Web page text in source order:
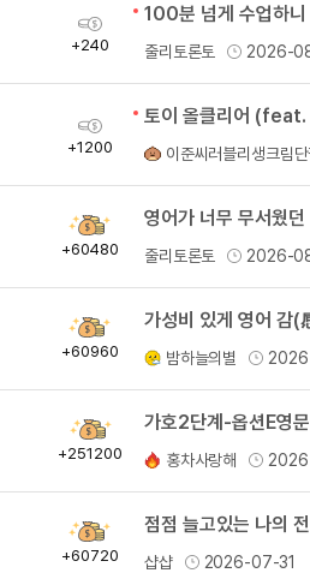
획
득
+240
100분 넘게 수업하니
줄리토론토 2026-
획
득
+1200
토이 올클리어 (feat.
이준씨러블리생크림
획
득
+60480
영어가 너무 무서웠
줄리토론토 2026-
획
득
+60960
가성비 있게 영어 감(
밤하늘의별
획
득
+251200 홍차사랑해
획
득
+60720
점점 늘고있는 나의
샵샵 2026-07-31